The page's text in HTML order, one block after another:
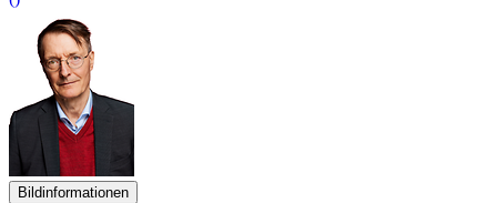
Bildinformationen